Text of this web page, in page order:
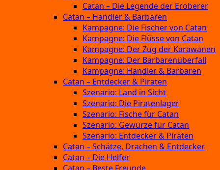
Catan – Die Legende der Eroberer
Catan – Händler & Barbaren
Kampagne: Die Fischer von Catan
Kampagne: Die Flüsse von Catan
Kampagne: Der Zug der Karawanen
Kampagne: Der Barbarenüberfall
Kampagne: Händler & Barbaren
Catan – Entdecker & Piraten
Szenario: Land in Sicht
Szenario: Die Piratenlager
Szenario: Fische für Catan
Szenario: Gewürze für Catan
Szenario: Entdecker & Piraten
Catan – Schätze, Drachen & Entdecker
Catan – Die Helfer